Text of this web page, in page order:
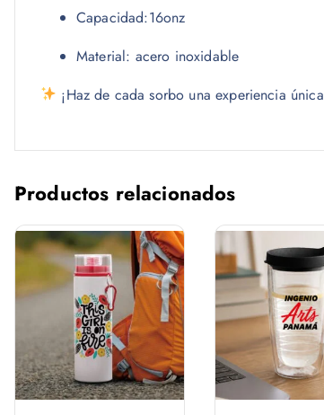
Capacidad:16onz
Material: acero inoxidable
¡Haz de cada sorbo una experiencia
Productos relacionados